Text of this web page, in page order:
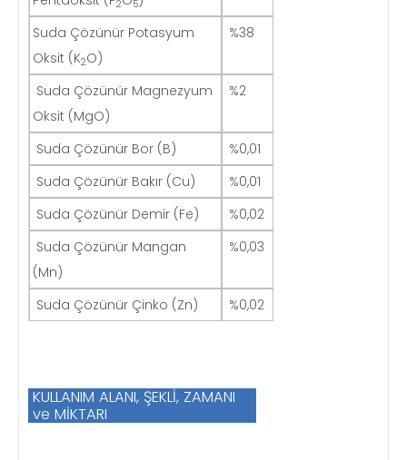
2 5
Suda Çözünür Potasyum
Oksit (K2O)
%38
Suda Çözünür Magnezyum
Oksit (MgO)
%2
Suda Çözünür Bor (B)
%0,01
Suda Çözünür Bakır (Cu)
%0,01
Suda Çözünür Demir (Fe)
%0,02
Suda Çözünür Mangan
(Mn)
%0,03
Suda Çözünür Çinko (Zn) %0,02
KULLANIM ALANI, ŞEKLİ, ZAMANI
ve MİKTARI